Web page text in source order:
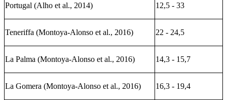
Portugal (Alho et al., 2014) 12,5 - 33
Teneriffa (Montoya-Alonso et al., 2016) 22 - 24,5
La Palma (Montoya-Alonso et al., 2016) 14,3 - 15,7
La Gomera (Montoya-Alonso et al., 2016) 16,3 - 19,4